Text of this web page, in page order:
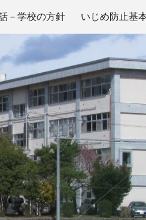
－学校の方針 いじめ防止基